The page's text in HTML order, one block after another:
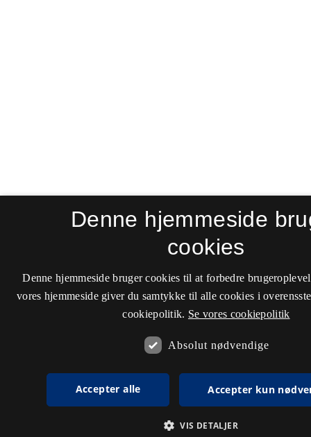
Denne hjemmeside
cookies
Denne hjemmeside bruger cookies til at forbedre
vores hjemmeside giver du samtykke til alle cookies i
cookiepolitik. Se vores cookiepolitik
Absolut nødvendige
Accepter alle Accepter kun
VIS DETALJER